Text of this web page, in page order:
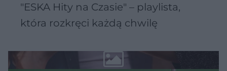
"ESKA Hity na Czasie" – playlista,
która rozkręci każdą chwilę